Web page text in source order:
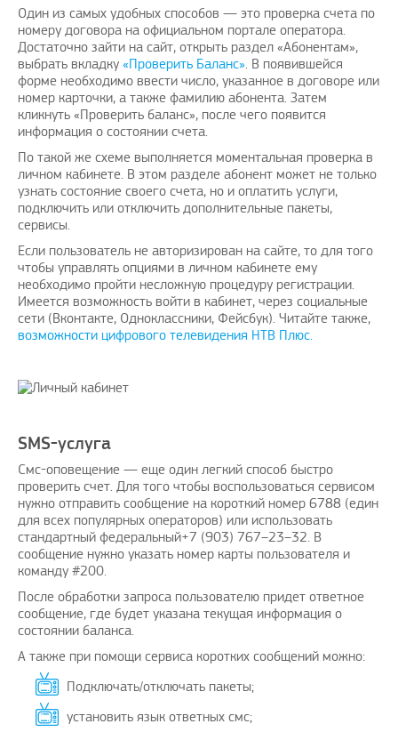
Один из самых удобных способов — это проверка счета по
номеру договора на официальном портале оператора.
Достаточно зайти на сайт, открыть раздел «Абонентам»,
выбрать вкладку «Проверить Баланс». В появившейся
форме необходимо ввести число, указанное в договоре или
номер карточки, а также фамилию абонента. Затем
кликнуть «Проверить баланс», после чего появится
информация о состоянии счета.
По такой же схеме выполняется моментальная проверка в
личном кабинете. В этом разделе абонент может не только
узнать состояние своего счета, но и оплатить услуги,
подключить или отключить дополнительные пакеты,
сервисы.
Если пользователь не авторизирован на сайте, то для того
чтобы управлять опциями в личном кабинете ему
необходимо пройти несложную процедуру регистрации.
Имеется возможность войти в кабинет, через социальные
сети (Вконтакте, Одноклассники, Фейсбук). Читайте также,
возможности цифрового телевидения НТВ Плюс.
SMS-услуга
Смс-оповещение — еще один легкий способ быстро
проверить счет. Для того чтобы воспользоваться сервисом
нужно отправить сообщение на короткий номер 6788 (един
для всех популярных операторов) или использовать
стандартный федеральный+7 (903) 767–23–32. В
сообщение нужно указать номер карты пользователя и
команду #200.
После обработки запроса пользователю придет ответное
сообщение, где будет указана текущая информация о
состоянии баланса.
А также при помощи сервиса коротких сообщений можно:
Подключать/отключать пакеты;
установить язык ответных смс;